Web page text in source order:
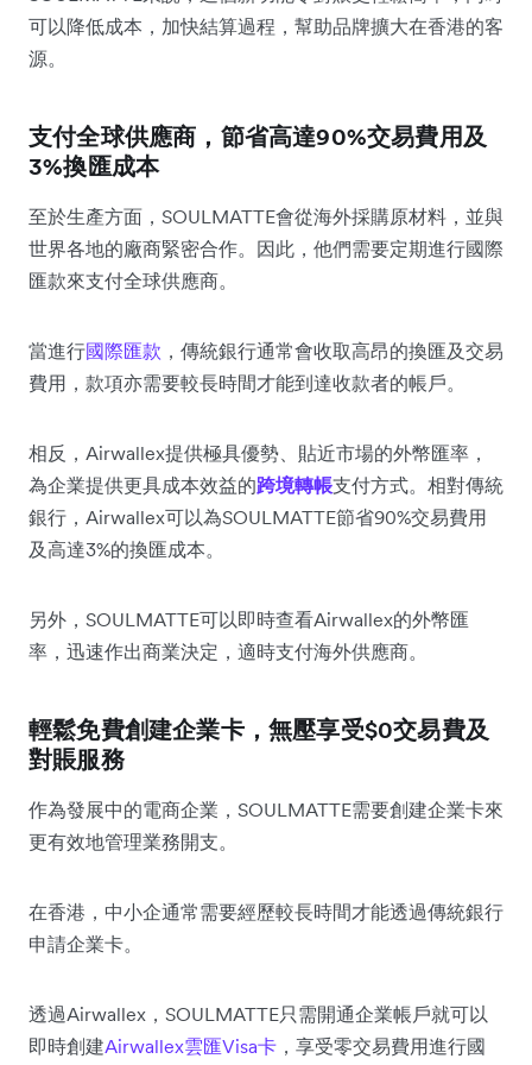
可以降低成本，加快結算過程，幫助品牌擴大在香港的客
源。
支付全球供應商，節省高達90%交易費用及
3%換匯成本
至於生產方面，SOULMATTE會從海外採購原材料，並與
世界各地的廠商緊密合作。因此，他們需要定期進行國際
匯款來支付全球供應商。
當進行國際匯款 ，傳統銀行通常會收取高昂的換匯及交易
費用，款項亦需要較長時間才能到達收款者的帳戶。
相反，Airwallex提供極具優勢、貼近市場的外幣匯率，
為企業提供更具成本效益的跨境轉帳支付方式。相對傳統
銀行，Airwallex可以為SOULMATTE節省90%交易費用
及高達3%的換匯成本。
另外，SOULMATTE可以即時查看Airwallex的外幣匯
率，迅速作出商業決定，適時支付海外供應商。
輕鬆免費創建企業卡，無壓享受$0交易費及
對賬服務
作為發展中的電商企業，SOULMATTE需要創建企業卡來
更有效地管理業務開支。
在香港，中小企通常需要經歷較長時間才能透過傳統銀行
申請企業卡。
透過Airwallex，SOULMATTE只需開通企業帳戶就可以
即時創建Airwallex雲匯Visa卡 ，享受零交易費用進行國